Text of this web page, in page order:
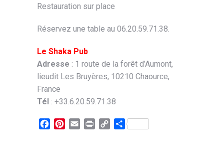
Restauration sur place
Réservez une table au 06.20.59.71.38.
Le Shaka Pub
Adresse : 1 route de la forêt d’Aumont,
lieudit Les Bruyères, 10210 Chaource,
France
Tél : +33.6.20.59.71.38
Facebook
Pinterest
Email Print
CopyPartager